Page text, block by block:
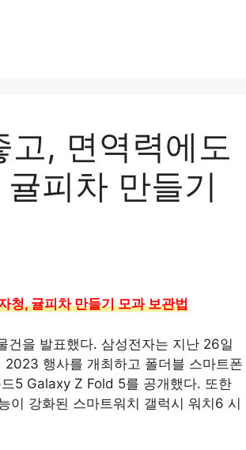
고, 면역력에도
피차 만들기
청, 귤피차 만들기 모과 보관법
건을 발표했다. 삼성전자는 지난 26일
행사를 개최하고 폴더블 스마트폰
5 Galaxy Z Fold 5를 공개했다. 또한
이 강화된 스마트워치 갤럭시 워치6 시